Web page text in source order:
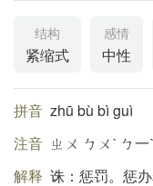
结构
紧缩式
感情
中性
拼音 zhū bù bì guì
注音 ㄓㄨ ㄅㄨˋ ㄅ一
解释 诛：惩罚。惩